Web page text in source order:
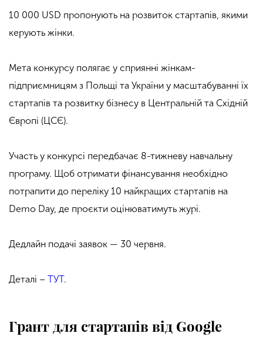
10 000 USD пропонують на розвиток стартапів, якими
керують жінки.
Мета конкурсу полягає у сприянні жінкам-
підприємницям з Польщі та України у масштабуванні їх
стартапів та розвитку бізнесу в Центральній та Східній
Європі (ЦСЄ).
Участь у конкурсі передбачає 8-тижневу навчальну
програму. Щоб отримати фінансування необхідно
потрапити до переліку 10 найкращих стартапів на
Demo Day, де проєкти оцінюватимуть журі.
Дедлайн подачі заявок — 30 червня.
Деталі – ТУТ.
Грант для стартапів від Google